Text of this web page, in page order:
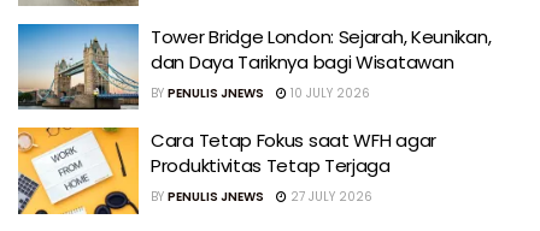
Tower Bridge London: Sejarah, Keunikan,
dan Daya Tariknya bagi Wisatawan
BY PENULIS JNEWS 10 JULY 2026
Cara Tetap Fokus saat WFH agar
Produktivitas Tetap Terjaga
BY PENULIS JNEWS 27 JULY 2026